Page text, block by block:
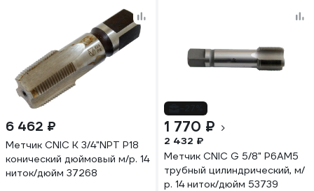
6 462 ₽
Метчик CNIC К 3/4"NPT Р18
конический дюймовый м/р. 14
ниток/дюйм 37268
1 770 ₽
2 432 ₽
Метчик CNIC G 5/8" Р6АМ5
трубный цилиндрический, м/
р. 14 ниток/дюйм 53739